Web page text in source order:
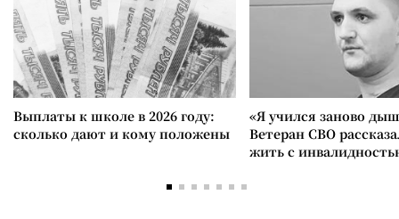
Выплаты к школе в 2026 году:
сколько дают и кому положены
«Я учился заново
Ветеран СВО
жить с